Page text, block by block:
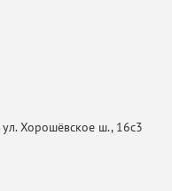
ул. Хорошёвское ш., 16с3